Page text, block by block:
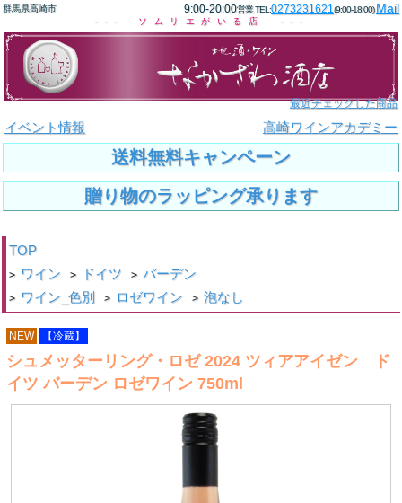
群馬県高崎市 9:00-20:00営業 TEL:0273231621(9:00-18:00)Mail
--- ソムリエがいる店 ---
最近チェックした商品
イベント情報 高崎ワインアカデミー
送料無料キャンペーン
贈り物のラッピング承ります
TOP
> ワイン > ドイツ > バーデン
> ワイン_色別 > ロゼワイン > 泡なし
NEW 【冷蔵】
シュメッターリング・ロゼ 2024 ツィアアイゼン ド
イツ バーデン ロゼワイン 750ml